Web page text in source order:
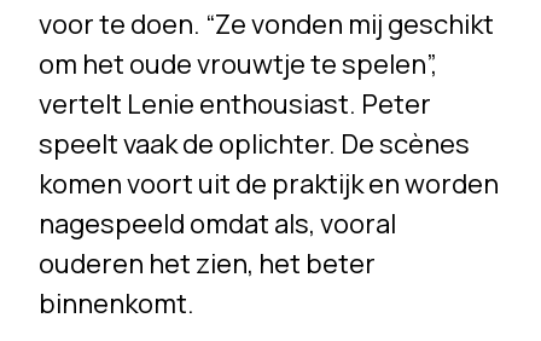
voor te doen. “Ze vonden mij geschikt
om het oude vrouwtje te spelen”,
vertelt Lenie enthousiast. Peter
speelt vaak de oplichter. De scènes
komen voort uit de praktijk en worden
nagespeeld omdat als, vooral
ouderen het zien, het beter
binnenkomt.